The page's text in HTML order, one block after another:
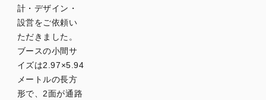
展示物
を決め
る
間やス
ペース
を意識
計・デザイン・
設営をご依頼い
ただきました。
ブースの小間サ
イズは2.97×5.94
メートルの長方
形で、2面が通路